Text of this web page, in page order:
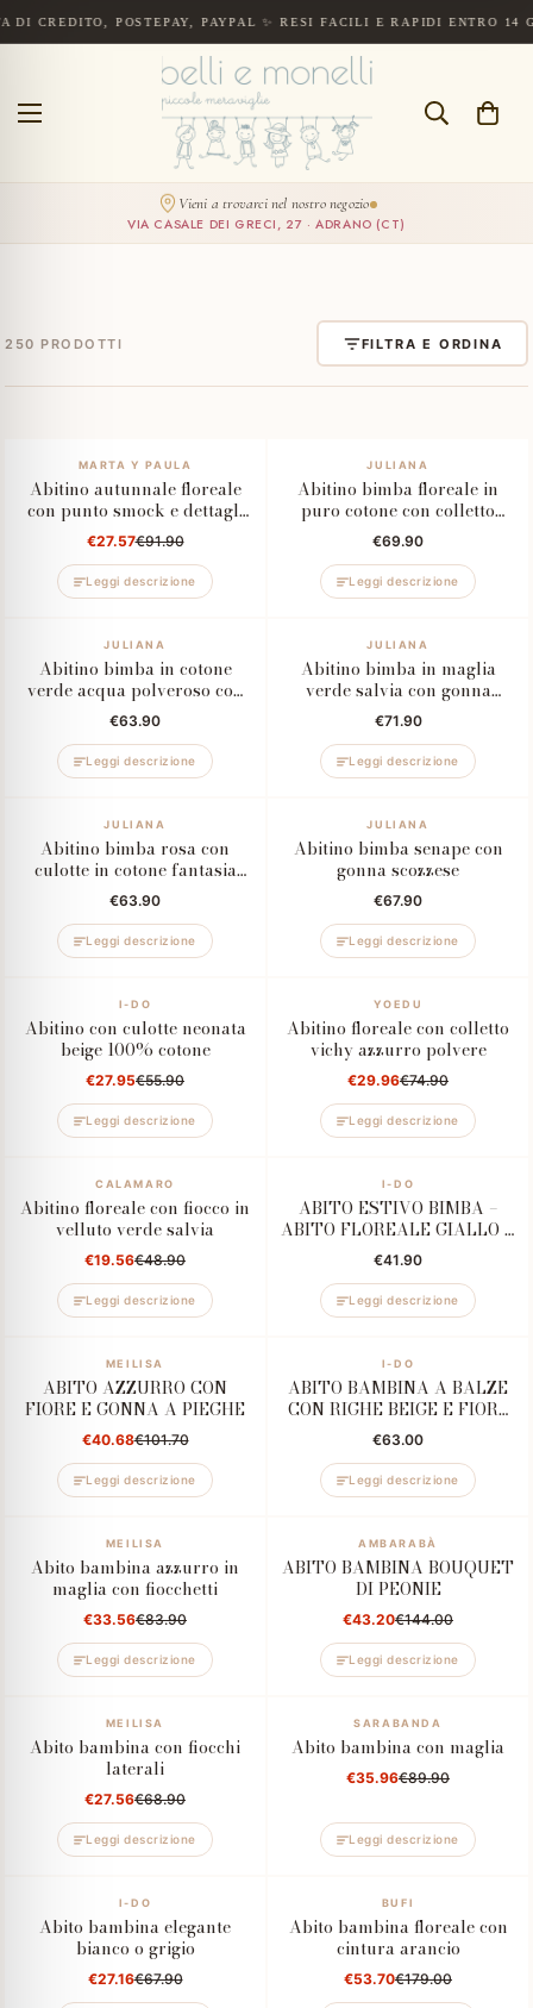
POSTEPAY, PAYPAL ✨ RESI FACILI E RAPIDI ENTRO 14 GIORNI
Spedizione gratuita a partire da 300€. Pagamenti sicuri con carta di
CERCA
Vieni a trovarci nel nostro negozio
VIA CASALE DEI GRECI, 27 · ADRANO (CT)
E
250 PRODOTTI FILTRA E ORDINA
MARTA Y PAULA
Abitino autunnale floreale
con punto smock e dettagli
raffinati
€27.57€91.90
Leggi descrizione
JULIANA
Abitino bimba floreale in
puro cotone con colletto
bianco
€69.90
Leggi descrizione
JULIANA
Abitino bimba in cotone
verde acqua polveroso con
fantasia floreale
€63.90
Leggi descrizione
JULIANA
Abitino bimba in maglia
verde salvia con gonna
scozzese
€71.90
Leggi descrizione
JULIANA
Abitino bimba rosa con
culotte in cotone fantasia
floreale
€63.90
Leggi descrizione
JULIANA
Abitino bimba senape con
gonna scozzese
€67.90
Leggi descrizione
I-DO
Abitino con culotte neonata
beige 100% cotone
€27.95€55.90
Leggi descrizione
YOEDU
Abitino floreale con colletto
vichy azzurro polvere
€29.96€74.90
Leggi descrizione
CALAMARO
Abitino floreale con fiocco in
velluto verde salvia
€19.56€48.90
Leggi descrizione
I-DO
ABITO ESTIVO BIMBA –
ABITO FLOREALE GIALLO E
BLU CON VOLANT
€41.90
Leggi descrizione
MEILISA
ABITO AZZURRO CON
FIORE E GONNA A PIEGHE
€40.68€101.70
Leggi descrizione
I-DO
ABITO BAMBINA A BALZE
CON RIGHE BEIGE E FIORE
BIANCO
€63.00
Leggi descrizione
MEILISA
Abito bambina azzurro in
maglia con fiocchetti
€33.56€83.90
Leggi descrizione
AMBARABÀ
ABITO BAMBINA BOUQUET
DI PEONIE
€43.20€144.00
Leggi descrizione
MEILISA
Abito bambina con fiocchi
laterali
€27.56€68.90
Leggi descrizione
SARABANDA
Abito bambina con maglia
€35.96€89.90
Leggi descrizione
I-DO
Abito bambina elegante
bianco o grigio
€27.16€67.90
BUFI
Abito bambina floreale con
cintura arancio
€53.70€179.00